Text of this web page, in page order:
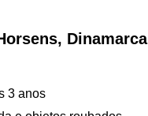
Dinamarca
3 anos